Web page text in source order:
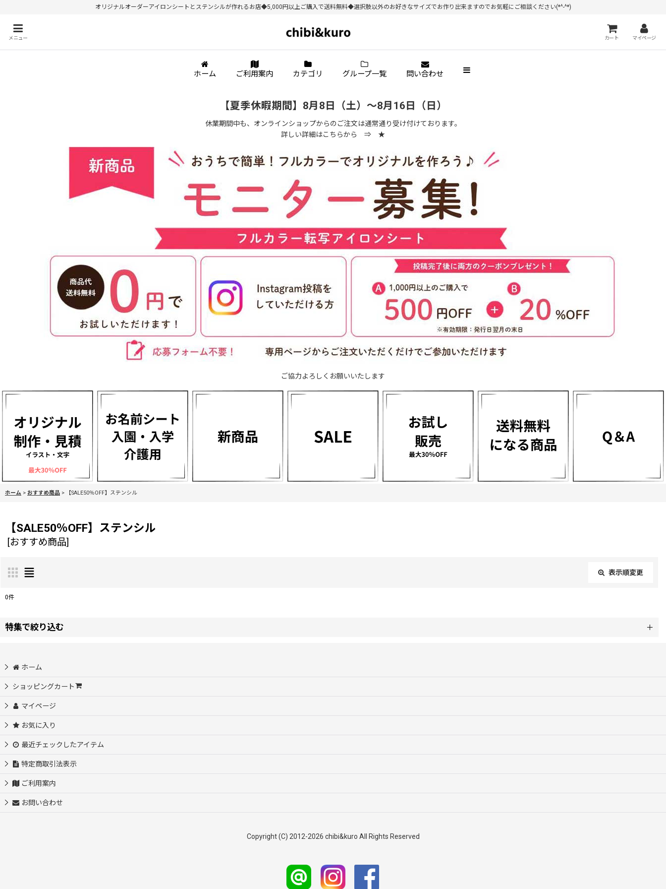
オリジナルオーダーアイロンシートとステンシルが作れるお店◆5,000円以上ご購入で送料無料◆選択肢以外のお好きなサイズでお作り出来ますのでお気軽にご相談ください(*^-^*)
メニュー カート マイページ
ホーム ご利用案内 カテゴリ グループ一覧 問い合わせ
【夏季休暇期間】8月8日（土）～8月16日（日）
休業期間中も、オンラインショップからのご注文は通常通り受け付けております。
詳しい詳細はこちらから ⇒ ★
ご協力よろしくお願いいたします
ホーム > おすすめ商品 > 【SALE50％OFF】ステンシル
【SALE50％OFF】ステンシル
[おすすめ商品]
表示順変更
0件
特集で絞り込む
初めての方におすすめ♪サイズ選び不要
自分だけのオリジナルを作ってみよう♪
お名前シート【入園・入学・介護等】
【SALE】
ホーム
ショッピングカート
マイページ
お気に入り
最近チェックしたアイテム
特定商取引法表示
ご利用案内
お問い合わせ
Copyright (C) 2012-2026 chibi&kuro All Rights Reserved